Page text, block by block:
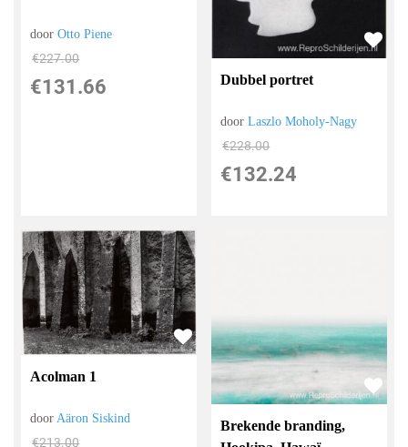
doorOtto Piene
€227.00
€131.66 Dubbel portret
doorLaszlo Moholy-Nagy
€228.00
€132.24
Acolman 1
door Aäron Siskind
€213.00
Brekende branding,